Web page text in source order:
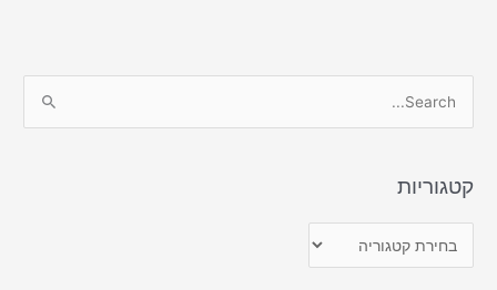
r
f
קטגוריות
ט